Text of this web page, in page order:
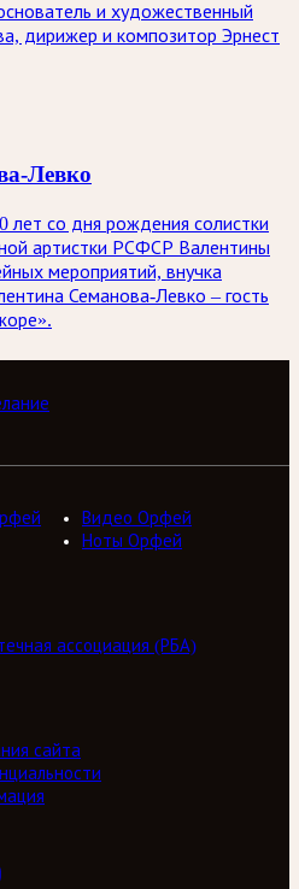
и художественный
дирижер и композитор Эрнест
Левко
лет со дня рождения солистки
артистки РСФСР Валентины
мероприятий, внучка
Семанова-Левко – гость
Видео Орфей
Ноты Орфей
ассоциация (РБА)
сайта